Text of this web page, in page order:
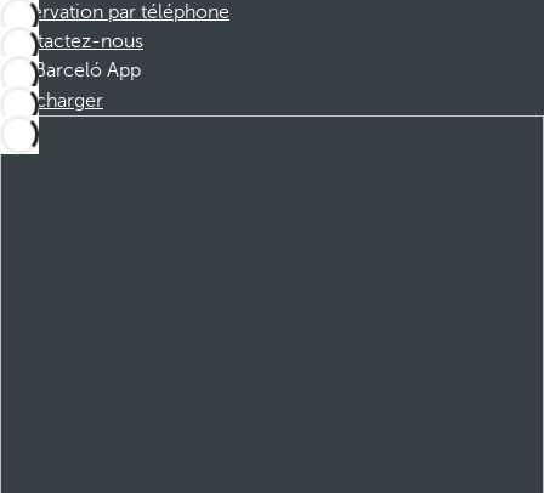
Réservation par téléphone
Contactez-nous
Barceló App
Télécharger